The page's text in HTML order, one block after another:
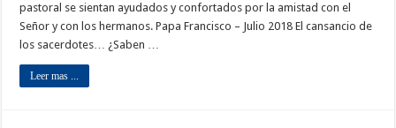
pastoral se sientan ayudados y confortados por la amistad con el
Señor y con los hermanos. Papa Francisco – Julio 2018 El cansancio de
los sacerdotes… ¿Saben …
Leer mas ...